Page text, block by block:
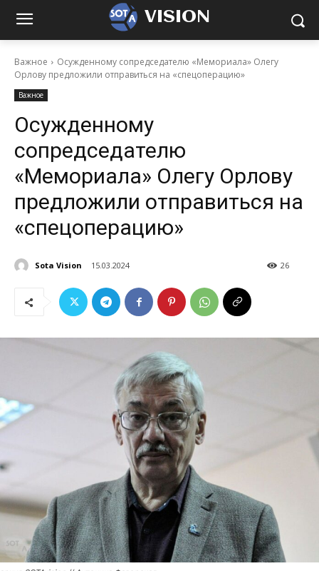
VISION
Важное
Осужденному сопредседателю «Мемориала» Олегу
Орлову предложили отправиться на «спецоперацию»
Важное
Осужденному
сопредседателю
«Мемориала» Олегу Орлову
предложили отправиться на
«спецоперацию»
Sota Vision 15.03.2024 26